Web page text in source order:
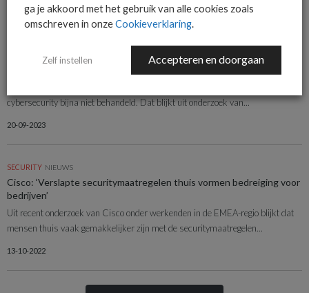
14-11-2023
Miljoenennota spreekt amper over cybersecurity
cybersecurity bijna niet behandeld. Dat blijkt uit onderzoek van...
20-09-2023
SECURITY NIEUWS
Cisco: ‘Verslapte securitymaatregelen thuis vormen bedreiging voor
bedrijven’
Uit recent onderzoek van Cisco onder werkenden in de EMEA-regio blijkt dat
mensen thuis vaak gemakkelijker zijn met de securitymaatregelen...
13-10-2022
ga je akkoord met het gebruik van alle cookies zoals
omschreven in onzeCookieverklaring.
Zelf instellen Accepteren en doorgaan